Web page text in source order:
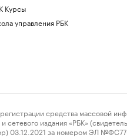
Курсы
управления РБК
средства массовой
издания «РБК»
03.12.2021 за номером ЭЛ